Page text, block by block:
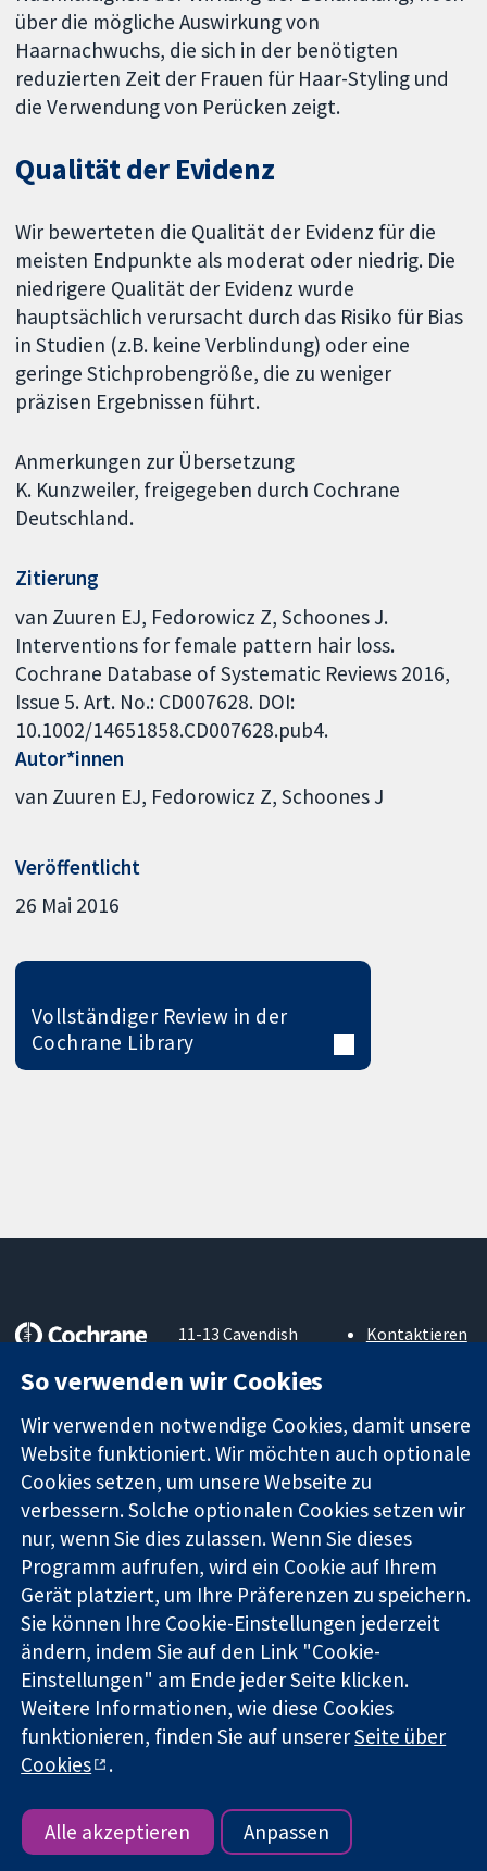
über die mögliche Auswirkung von
Haarnachwuchs, die sich in der benötigten
reduzierten Zeit der Frauen für Haar-Styling und
die Verwendung von Perücken zeigt.
Qualität der Evidenz
Wir bewerteten die Qualität der Evidenz für die
meisten Endpunkte als moderat oder niedrig. Die
niedrigere Qualität der Evidenz wurde
hauptsächlich verursacht durch das Risiko für Bias
in Studien (z.B. keine Verblindung) oder eine
geringe Stichprobengröße, die zu weniger
präzisen Ergebnissen führt.
Anmerkungen zur Übersetzung
K. Kunzweiler, freigegeben durch Cochrane
Deutschland.
Zitierung
van Zuuren EJ, Fedorowicz Z, Schoones J.
Interventions for female pattern hair loss.
Cochrane Database of Systematic Reviews 2016,
Issue 5. Art. No.: CD007628. DOI:
10.1002/14651858.CD007628.pub4.
Autor*innen
van Zuuren EJ Fedorowicz Z Schoones J
Veröffentlicht
26 Mai 2016
Vollständiger Review in der
Cochrane Library
Zuverlässige
Informierte
Entscheidungen
Bessere
Gesundheit
11-13 Cavendish
London
Vereinigtes
Königreich
Kontaktieren
Über uns
Cochrane
Library
Die Cochrane Collaboration ist eine gemeinützige Organisation
(Nr. 1045921) und in England und in Wales als eine Gesellschaft
mit beschränkter Haftung (Nr. 03044323) registriert.
Umsatzsteuer-Identifikationsnummer GB 718 2127 49.
Copyright © 2026 The Cochrane Collaboration
Bedingungen für die Webseite| Haftungsausschluss|
Datenschutz |Cookie-Richtlinien |Cookie-Einstellungen
So verwenden wir Cookies
Wir verwenden notwendige Cookies, damit unsere
Website funktioniert. Wir möchten auch optionale
Cookies setzen, um unsere Webseite zu
verbessern. Solche optionalen Cookies setzen wir
nur, wenn Sie dies zulassen. Wenn Sie dieses
Programm aufrufen, wird ein Cookie auf Ihrem
Gerät platziert, um Ihre Präferenzen zu speichern.
Sie können Ihre Cookie-Einstellungen jederzeit
ändern, indem Sie auf den Link "Cookie-
Einstellungen" am Ende jeder Seite klicken.
Weitere Informationen, wie diese Cookies
funktionieren, finden Sie auf unsererSeite über
Cookies
.
Alle akzeptieren Anpassen